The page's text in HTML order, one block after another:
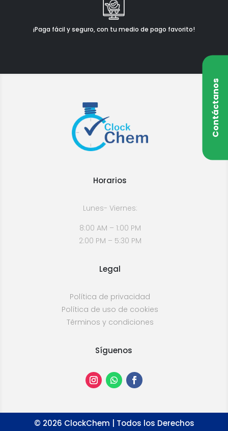
¡Paga fácil y seguro, con tu medio de pago favorito!
Contáctanos
Horarios
Lunes- Viernes:
8:00 AM – 1:00 PM
2:00 PM – 5:30 PM
Legal
Política de privacidad
Política de uso de cookies
Términos y condiciones
Síguenos
© 2026 ClockChem | Todos los Derechos